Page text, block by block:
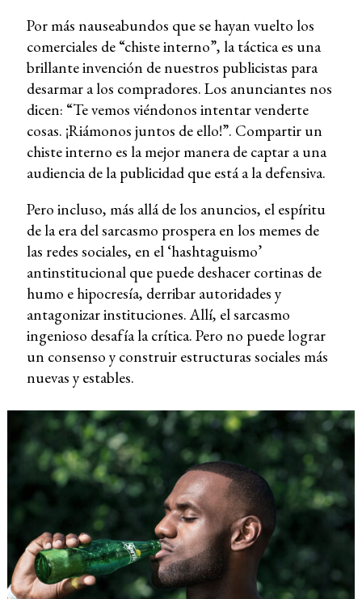
Por más nauseabundos que se hayan vuelto los
comerciales de “chiste interno”, la táctica es una
brillante invención de nuestros publicistas para
desarmar a los compradores. Los anunciantes nos
dicen: “Te vemos viéndonos intentar venderte
cosas. ¡Riámonos juntos de ello!”. Compartir un
chiste interno es la mejor manera de captar a una
audiencia de la publicidad que está a la defensiva.
Pero incluso, más allá de los anuncios, el espíritu
de la era del sarcasmo prospera en los memes de
las redes sociales, en el ‘hashtaguismo’
antinstitucional que puede deshacer cortinas de
humo e hipocresía, derribar autoridades y
antagonizar instituciones. Allí, el sarcasmo
ingenioso desafía la crítica. Pero no puede lograr
un consenso y construir estructuras sociales más
nuevas y estables.